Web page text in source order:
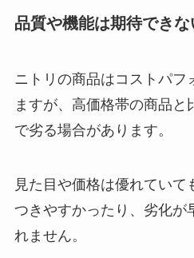
品質や機能は期待できな
ニトリの商品はコストパフ
ますが、高価格帯の商品と
で劣る場合があります。
見た目や価格は優れていて
つきやすかったり、劣化が
れません。